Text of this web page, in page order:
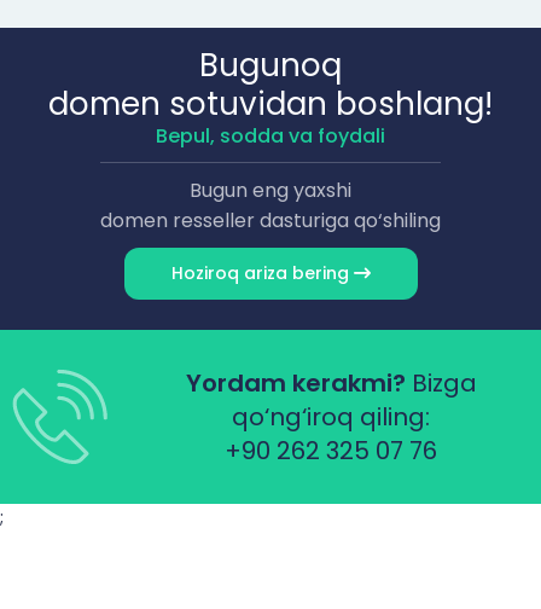
Bugunoq
domen sotuvidan boshlang!
Bepul, sodda va foydali
Bugun eng yaxshi
domen resseller dasturiga qo‘shiling
Hoziroq ariza bering
Yordam kerakmi? Bizga
qo‘ng‘iroq qiling:
+90 262 325 07 76
;